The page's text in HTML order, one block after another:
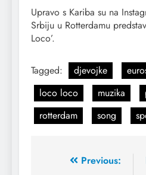
Upravo s Kariba su na
Srbiju u Rotterdamu
Loco’.
Tagged: djevojke
loco loco
muzika
rotterdam
song
Previous: